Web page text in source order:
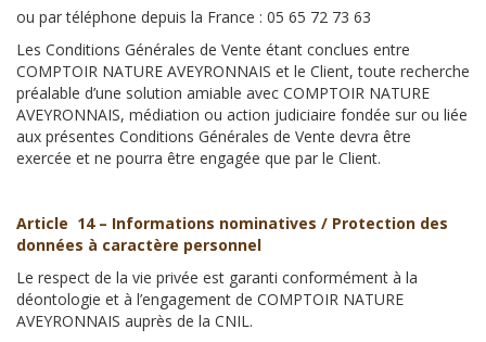
ou par téléphone depuis la France : 05 65 72 73 63
Les Conditions Générales de Vente étant conclues entre
COMPTOIR NATURE AVEYRONNAIS et le Client, toute recherche
préalable d’une solution amiable avec COMPTOIR NATURE
AVEYRONNAIS, médiation ou action judiciaire fondée sur ou liée
aux présentes Conditions Générales de Vente devra être
exercée et ne pourra être engagée que par le Client.
Article 14 – Informations nominatives / Protection des
données à caractère personnel
Le respect de la vie privée est garanti conformément à la
déontologie et à l’engagement de COMPTOIR NATURE
AVEYRONNAIS auprès de la CNIL.